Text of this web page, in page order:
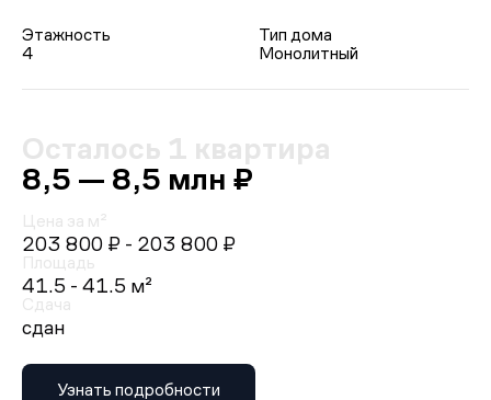
Этажность
4
Тип дома
Монолитный
Осталось 1 квартира
8,5 — 8,5 млн ₽
Цена за м²
203 800 ₽ - 203 800 ₽
Площадь
41.5 - 41.5 м²
Сдача
сдан
Узнать подробности